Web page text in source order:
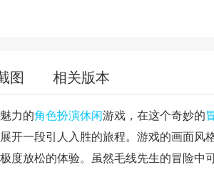
图 相关版本
力的角色扮演休闲游戏，在这个奇妙的
开一段引人入胜的旅程。游戏的画面风
度放松的体验。虽然毛线先生的冒险中